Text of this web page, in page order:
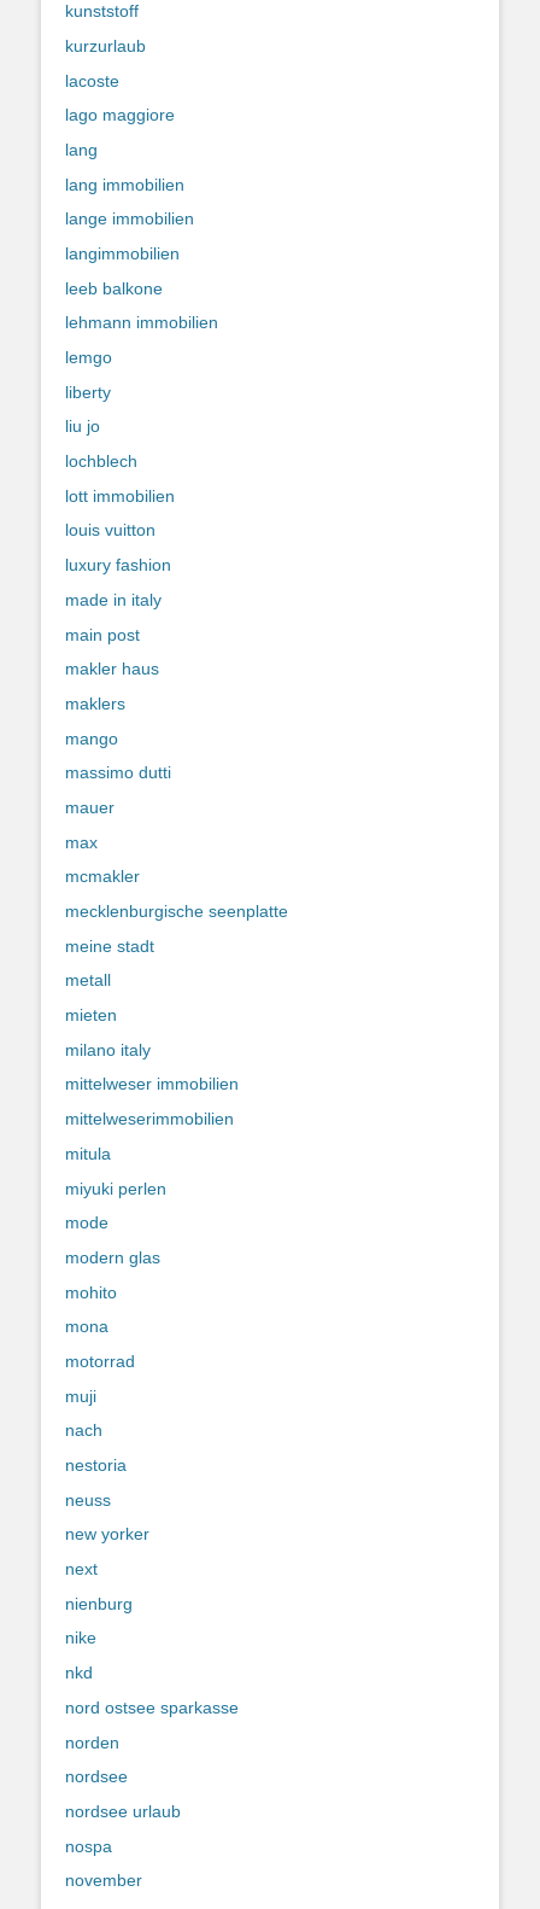
kunststoff
kurzurlaub
lacoste
lago maggiore
lang
lang immobilien
lange immobilien
langimmobilien
leeb balkone
lehmann immobilien
lemgo
liberty
liu jo
lochblech
lott immobilien
louis vuitton
luxury fashion
made in italy
main post
makler haus
maklers
mango
massimo dutti
mauer
max
mcmakler
mecklenburgische seenplatte
meine stadt
metall
mieten
milano italy
mittelweser immobilien
mittelweserimmobilien
mitula
miyuki perlen
mode
modern glas
mohito
mona
motorrad
muji
nach
nestoria
neuss
new yorker
next
nienburg
nike
nkd
nord ostsee sparkasse
norden
nordsee
nordsee urlaub
nospa
november